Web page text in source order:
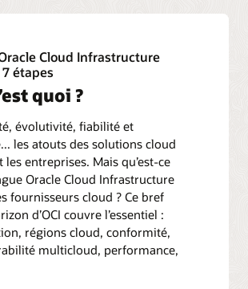
Cloud Infrastructure
étapes
quoi ?
évolutivité, fiabilité et
les atouts des solutions cloud
les entreprises. Mais qu’est-ce
Oracle Cloud Infrastructure
fournisseurs cloud ? Ce bref
d’OCI couvre l’essentiel :
régions cloud, conformité,
multicloud, performance,